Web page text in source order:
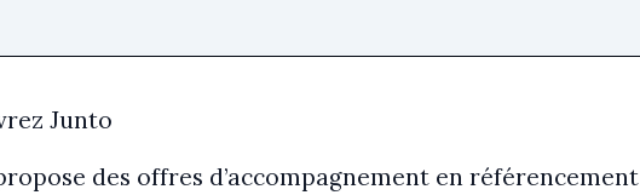
Junto
des offres d’accompagnement en référencement